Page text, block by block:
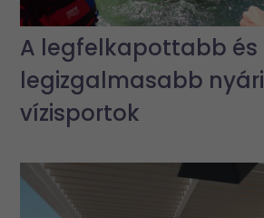
A legfelkapottabb és
legizgalmasabb nyári
vízisportok